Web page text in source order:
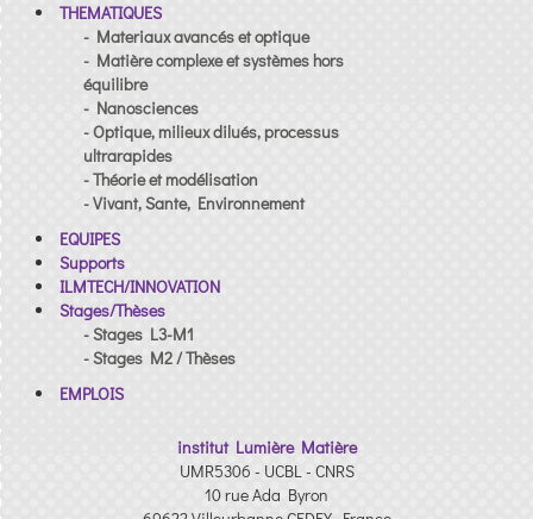
THEMATIQUES
- Materiaux avancés et optique
- Matière complexe et systèmes hors
équilibre
- Nanosciences
- Optique, milieux dilués, processus
ultrarapides
- Théorie et modélisation
- Vivant, Sante, Environnement
EQUIPES
Supports
ILMTECH/INNOVATION
Stages/Thèses
- Stages L3-M1
- Stages M2 / Thèses
EMPLOIS
institut Lumière Matière
UMR5306 - UCBL - CNRS
10 rue Ada Byron